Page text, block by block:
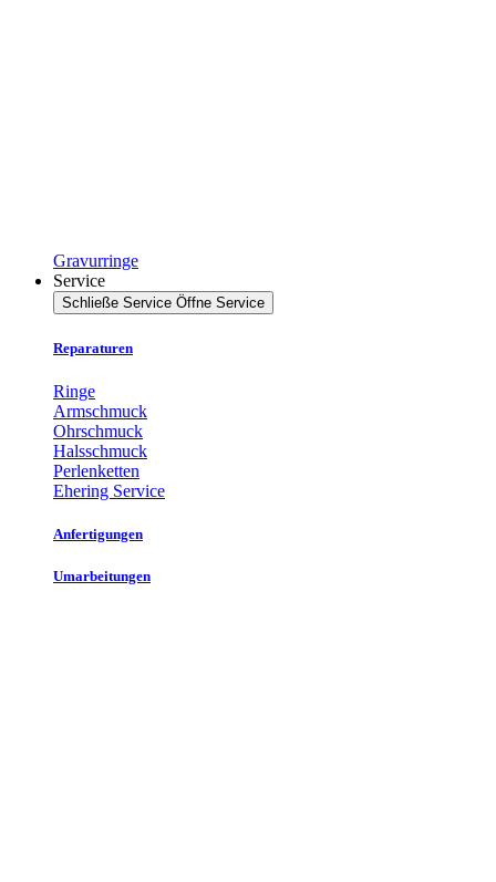
Gravurringe
Service
Schließe Service Öffne Service
Reparaturen
Ringe
Armschmuck
Ohrschmuck
Halsschmuck
Perlenketten
Ehering Service
Anfertigungen
Umarbeitungen